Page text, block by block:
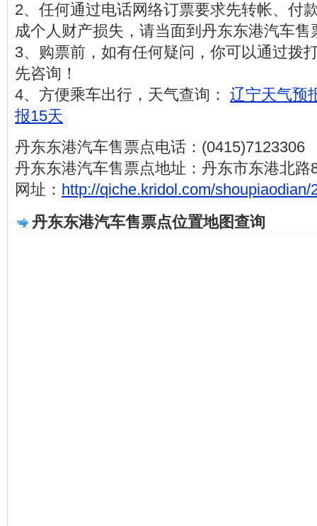
2、任何通过电话网络订票要求先转帐、付
成个人财产损失，请当面到丹东东港汽车售
3、购票前，如有任何疑问，你可以通过拨
先咨询！
4、方便乘车出行，天气查询： 辽宁天气预
报15天
丹东东港汽车售票点电话：(0415)7123306
丹东东港汽车售票点地址：丹东市东港北路
网址： http://qiche.kridol.com/shoupiaodian/
丹东东港汽车售票点位置地图查询